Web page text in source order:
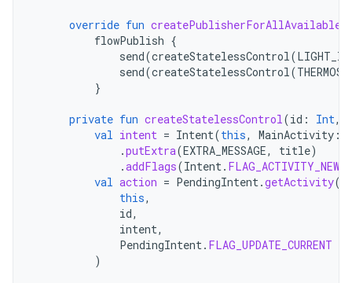
override fun createPublisherForAllAvailable
flowPublish {
send(createStatelessControl(LIGHT_ID
send(createStatelessControl(
}
private fun createStatelessControl(id : Int,
val intent = Intent(this, MainActivity ::
.putExtra(EXTRA_MESSAGE, title)
.addFlags(Intent.
val action = PendingIntent.getActivity(
this,
id,
intent,
PendingIntent. FLAG_UPDATE_CURRENT
)